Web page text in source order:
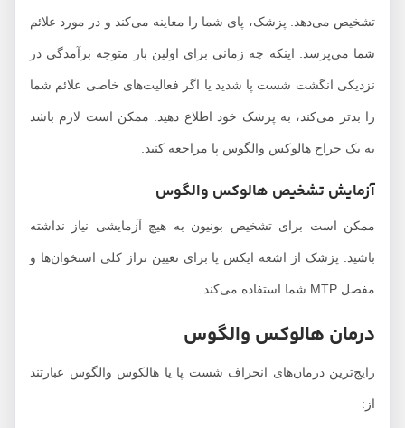
تشخیص می‌دهد. پزشک، پای شما را معاینه می‌کند و در مورد علائم
شما می‌پرسد. اینکه چه زمانی برای اولین بار متوجه برآمدگی در
نزدیکی انگشت شست پا شدید یا اگر فعالیت‌های خاصی علائم شما
را بدتر می‌کند، به پزشک خود اطلاع دهید. ممکن است لازم باشد
به یک جراح هالوکس والگوس پا مراجعه کنید.
آزمایش تشخیص هالوکس والگوس
ممکن است برای تشخیص بونیون به هیچ آزمایشی نیاز نداشته
باشید. پزشک از اشعه ایکس پا برای تعیین تراز کلی استخوان‌ها و
مفصل MTP شما استفاده می‌کند.
درمان هالوکس والگوس
رایج‌ترین درمان‌های انحراف شست پا یا هالکوس والگوس عبارتند